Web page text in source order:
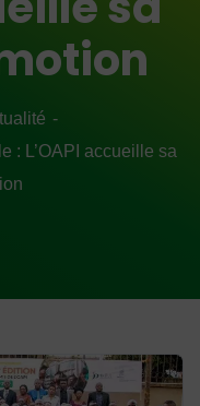
: L’OAPI accueille sa